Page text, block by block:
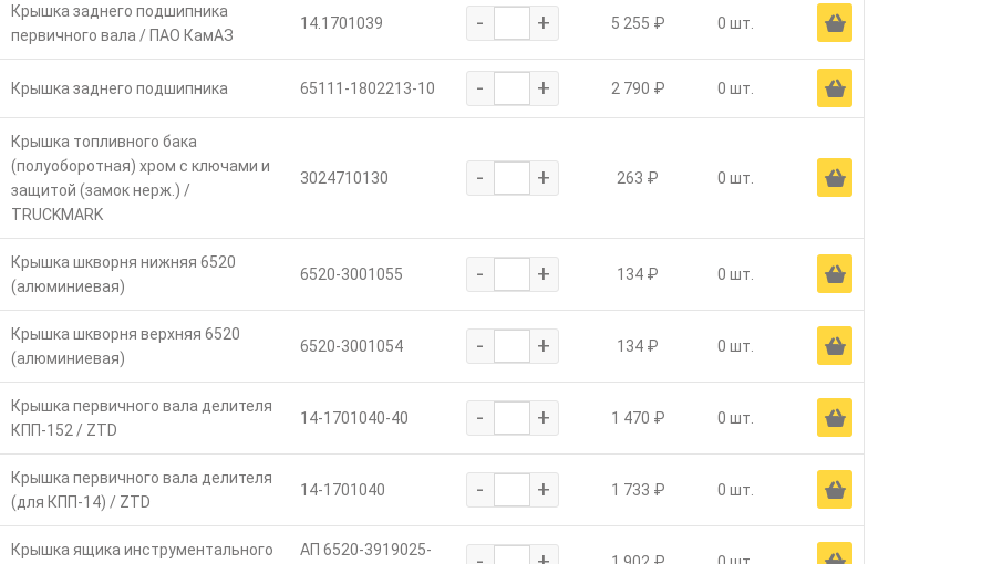
Крышка заднего подшипника
первичного вала / ПАО КамАЗ
14.1701039 - + 5 255 ₽ 0 шт. Ä
Крышка заднего подшипника 65111-1802213-10 - + 2 790 ₽ 0 шт. Ä
Крышка топливного бака
(полуоборотная) хром с ключами и
защитой (замок нерж.) /
TRUCKMARK
3024710130 - + 263 ₽ 0 шт. Ä
Крышка шкворня нижняя 6520
(алюминиевая)
6520-3001055 - + 134 ₽ 0 шт. Ä
Крышка шкворня верхняя 6520
(алюминиевая)
6520-3001054 - + 134 ₽ 0 шт. Ä
Крышка первичного вала делителя
КПП-152 / ZTD
14-1701040-40 - + 1 470 ₽ 0 шт. Ä
Крышка первичного вала делителя
(для КПП-14) / ZTD
14-1701040 - + 1 733 ₽ 0 шт. Ä
Крышка ящика инструментального
АП 6520-3919025-